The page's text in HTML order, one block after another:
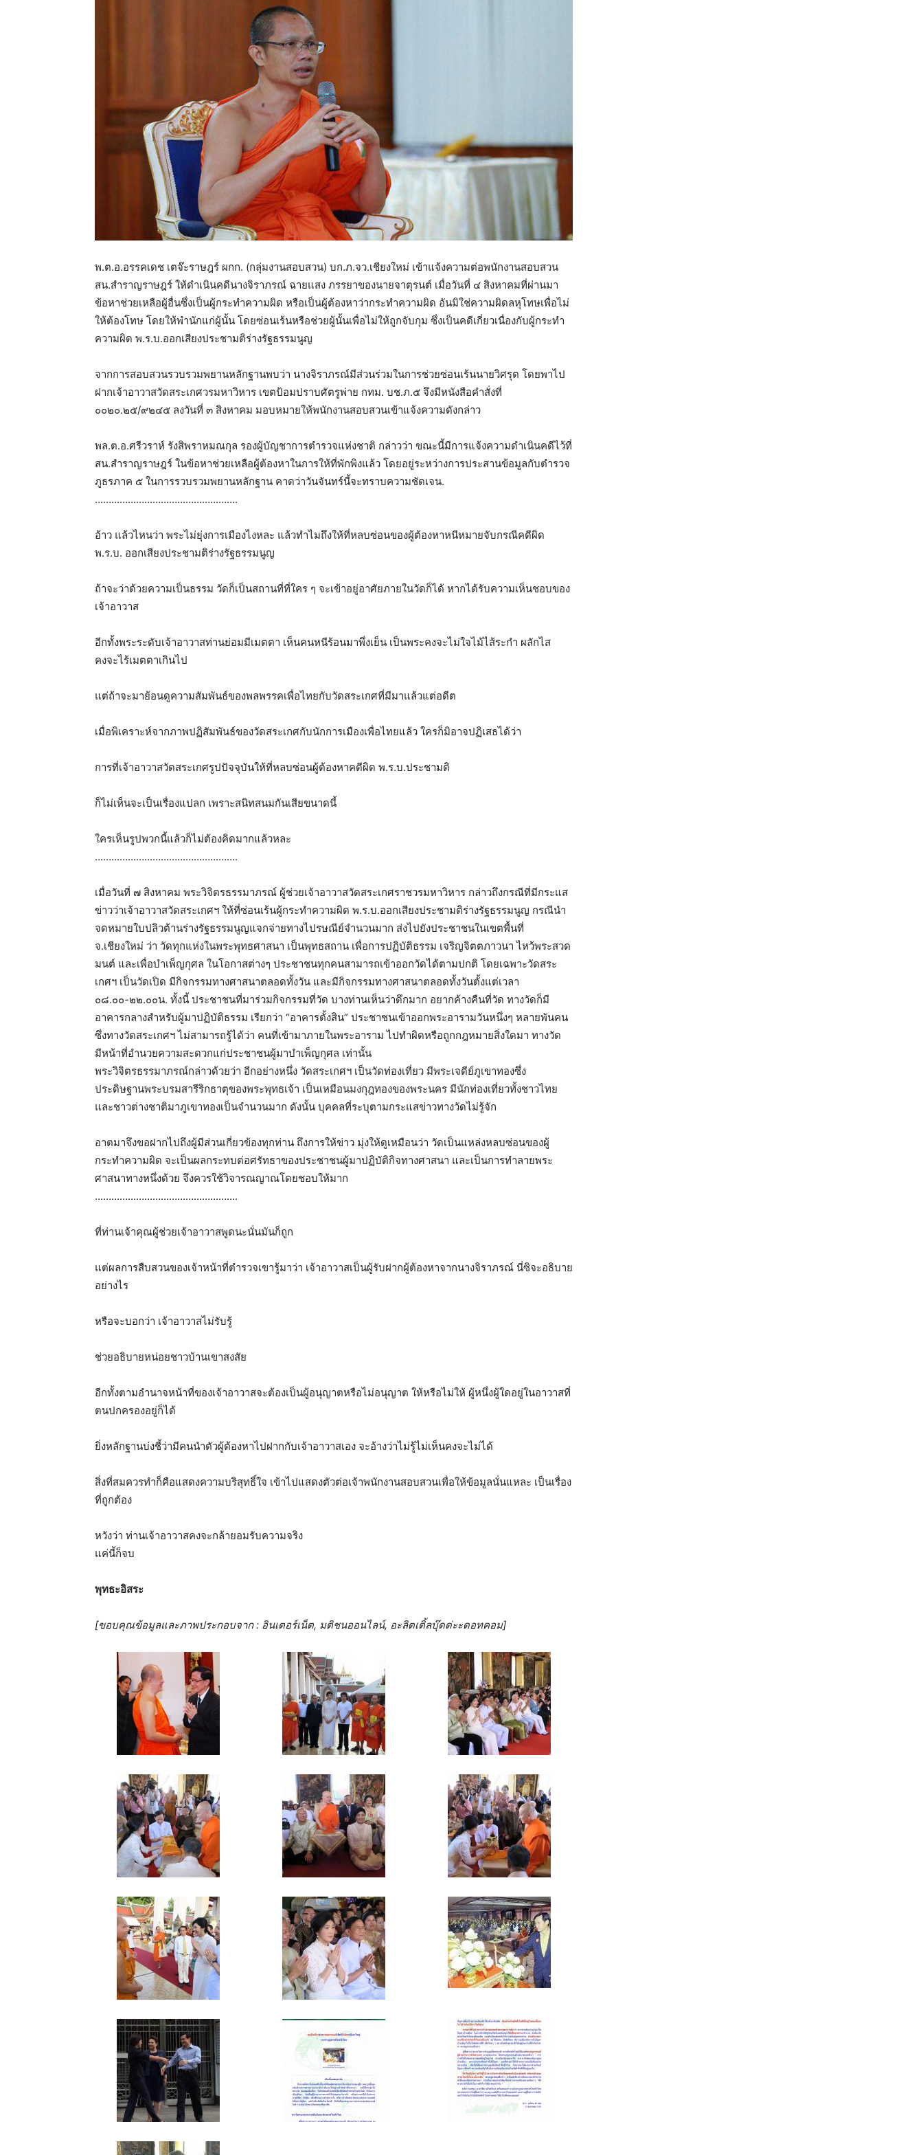
พ.ต.อ.อรรคเดช เตจ๊ะราษฎร์ ผกก. (กลุ่มงานสอบสวน) บก.ภ.จว.เชียงใหม่ เข้าแจ้งความต่อพนักงานสอบสวน
สน.สำราญราษฎร์ ให้ดำเนินคดีนางจิราภรณ์ ฉายแสง ภรรยาของนายจาตุรนต์ เมื่อวันที่ ๔ สิงหาคมที่ผ่านมา
ข้อหาช่วยเหลือผู้อื่นซึ่งเป็นผู้กระทำความผิด หรือเป็นผู้ต้องหาว่ากระทำความผิด อันมิใช่ความผิดลหุโทษเพื่อไม่
ให้ต้องโทษ โดยให้พำนักแก่ผู้นั้น โดยซ่อนเร้นหรือช่วยผู้นั้นเพื่อไม่ให้ถูกจับกุม ซึ่งเป็นคดีเกี่ยวเนื่องกับผู้กระทำ
ความผิด พ.ร.บ.ออกเสียงประชามติร่างรัฐธรรมนูญ
จากการสอบสวนรวบรวมพยานหลักฐานพบว่า นางจิราภรณ์มีส่วนร่วมในการช่วยซ่อนเร้นนายวิศรุต โดยพาไป
ฝากเจ้าอาวาสวัดสระเกศวรมหาวิหาร เขตป้อมปราบศัตรูพ่าย กทม. บช.ภ.๕ จึงมีหนังสือคำสั่งที่
๐๐๒๐.๒๕/๙๒๔๕ ลงวันที่ ๓ สิงหาคม มอบหมายให้พนักงานสอบสวนเข้าแจ้งความดังกล่าว
พล.ต.อ.ศรีวราห์ รังสิพราหมณกุล รองผู้บัญชาการตำรวจแห่งชาติ กล่าวว่า ขณะนี้มีการแจ้งความดำเนินคดีไว้ที่
สน.สำราญราษฎร์ ในข้อหาช่วยเหลือผู้ต้องหาในการให้ที่พักพิงแล้ว โดยอยู่ระหว่างการประสานข้อมูลกับตำรวจ
ภูธรภาค ๕ ในการรวบรวมพยานหลักฐาน คาดว่าวันจันทร์นี้จะทราบความชัดเจน.
…………………………………………….
อ้าว แล้วไหนว่า พระไม่ยุ่งการเมืองไงหละ แล้วทำไมถึงให้ที่หลบซ่อนของผู้ต้องหาหนีหมายจับกรณีคดีผิด
พ.ร.บ. ออกเสียงประชามติร่างรัฐธรรมนูญ
ถ้าจะว่าด้วยความเป็นธรรม วัดก็เป็นสถานที่ที่ใคร ๆ จะเข้าอยู่อาศัยภายในวัดก็ได้ หากได้รับความเห็นชอบของ
เจ้าอาวาส
อีกทั้งพระระดับเจ้าอาวาสท่านย่อมมีเมตตา เห็นคนหนีร้อนมาพึ่งเย็น เป็นพระคงจะไม่ใจไม้ไส้ระกำ ผลักไส
คงจะไร้เมตตาเกินไป
แต่ถ้าจะมาย้อนดูความสัมพันธ์ของพลพรรคเพื่อไทยกับวัดสระเกศที่มีมาแล้วแต่อดีต
เมื่อพิเคราะห์จากภาพปฏิสัมพันธ์ของวัดสระเกศกับนักการเมืองเพื่อไทยแล้ว ใครก็มิอาจปฏิเสธได้ว่า
การที่เจ้าอาวาสวัดสระเกศรูปปัจจุบันให้ที่หลบซ่อนผู้ต้องหาคดีผิด พ.ร.บ.ประชามติ
ก็ไม่เห็นจะเป็นเรื่องแปลก เพราะสนิทสนมกันเสียขนาดนี้
ใครเห็นรูปพวกนี้แล้วก็ไม่ต้องคิดมากแล้วหละ
…………………………………………….
เมื่อวันที่ ๗ สิงหาคม พระวิจิตรธรรมาภรณ์ ผู้ช่วยเจ้าอาวาสวัดสระเกศราชวรมหาวิหาร กล่าวถึงกรณีที่มีกระแส
ข่าวว่าเจ้าอาวาสวัดสระเกศฯ ให้ที่ซ่อนเร้นผู้กระทำความผิด พ.ร.บ.ออกเสียงประชามติร่างรัฐธรรมนูญ กรณีนำ
จดหมายใบปลิวต้านร่างรัฐธรรมนูญแจกจ่ายทางไปรษณีย์จำนวนมาก ส่งไปยังประชาชนในเขตพื้นที่
จ.เชียงใหม่ ว่า วัดทุกแห่งในพระพุทธศาสนา เป็นพุทธสถาน เพื่อการปฏิบัติธรรม เจริญจิตตภาวนา ไหว้พระสวด
มนต์ และเพื่อบำเพ็ญกุศล ในโอกาสต่างๆ ประชาชนทุกคนสามารถเข้าออกวัดได้ตามปกติ โดยเฉพาะวัดสระ
เกศฯ เป็นวัดเปิด มีกิจกรรมทางศาสนาตลอดทั้งวัน และมีกิจกรรมทางศาสนาตลอดทั้งวันตั้งแต่เวลา
๐๘.๐๐-๒๒.๐๐น. ทั้งนี้ ประชาชนที่มาร่วมกิจกรรมที่วัด บางท่านเห็นว่าดึกมาก อยากค้างคืนที่วัด ทางวัดก็มี
อาคารกลางสำหรับผู้มาปฏิบัติธรรม เรียกว่า “อาคารตั้งสิน” ประชาชนเข้าออกพระอารามวันหนึ่งๆ หลายพันคน
ซึ่งทางวัดสระเกศฯ ไม่สามารถรู้ได้ว่า คนที่เข้ามาภายในพระอาราม ไปทำผิดหรือถูกกฎหมายสิ่งใดมา ทางวัด
มีหน้าที่อำนวยความสะดวกแก่ประชาชนผู้มาบำเพ็ญกุศล เท่านั้น
พระวิจิตรธรรมาภรณ์กล่าวด้วยว่า อีกอย่างหนึ่ง วัดสระเกศฯ เป็นวัดท่องเที่ยว มีพระเจดีย์ภูเขาทองซึ่ง
ประดิษฐานพระบรมสารีริกธาตุของพระพุทธเจ้า เป็นเหมือนมงกุฎทองของพระนคร มีนักท่องเที่ยวทั้งชาวไทย
และชาวต่างชาติมาภูเขาทองเป็นจำนวนมาก ดังนั้น บุคคลที่ระบุตามกระแสข่าวทางวัดไม่รู้จัก
อาตมาจึงขอฝากไปถึงผู้มีส่วนเกี่ยวข้องทุกท่าน ถึงการให้ข่าว มุ่งให้ดูเหมือนว่า วัดเป็นแหล่งหลบซ่อนของผู้
กระทำความผิด จะเป็นผลกระทบต่อศรัทธาของประชาชนผู้มาปฏิบัติกิจทางศาสนา และเป็นการทำลายพระ
ศาสนาทางหนึ่งด้วย จึงควรใช้วิจารณญาณโดยชอบให้มาก
…………………………………………….
ที่ท่านเจ้าคุณผู้ช่วยเจ้าอาวาสพูดนะนั่นมันก็ถูก
แต่ผลการสืบสวนของเจ้าหน้าที่ตำรวจเขารู้มาว่า เจ้าอาวาสเป็นผู้รับฝากผู้ต้องหาจากนางจิราภรณ์ นี่ซิจะอธิบาย
อย่างไร
หรือจะบอกว่า เจ้าอาวาสไม่รับรู้
ช่วยอธิบายหน่อยชาวบ้านเขาสงสัย
อีกทั้งตามอำนาจหน้าที่ของเจ้าอาวาสจะต้องเป็นผู้อนุญาตหรือไม่อนุญาต ให้หรือไม่ให้ ผู้หนึ่งผู้ใดอยู่ในอาวาสที่
ตนปกครองอยู่ก็ได้
ยิ่งหลักฐานบ่งชี้ว่ามีคนนำตัวผู้ต้องหาไปฝากกับเจ้าอาวาสเอง จะอ้างว่าไม่รู้ไม่เห็นคงจะไม่ได้
สิ่งที่สมควรทำก็คือแสดงความบริสุทธิ์ใจ เข้าไปแสดงตัวต่อเจ้าพนักงานสอบสวนเพื่อให้ข้อมูลนั่นแหละ เป็นเรื่อง
ที่ถูกต้อง
หวังว่า ท่านเจ้าอาวาสคงจะกล้ายอมรับความจริง
แค่นี้ก็จบ
พุทธะอิสระ
[ขอบคุณข้อมูลและภาพประกอบจาก : อินเตอร์เน็ต, มติชนออนไลน์, อะลิตเติ้ลบุ๊ดด่ะะดอทคอม]